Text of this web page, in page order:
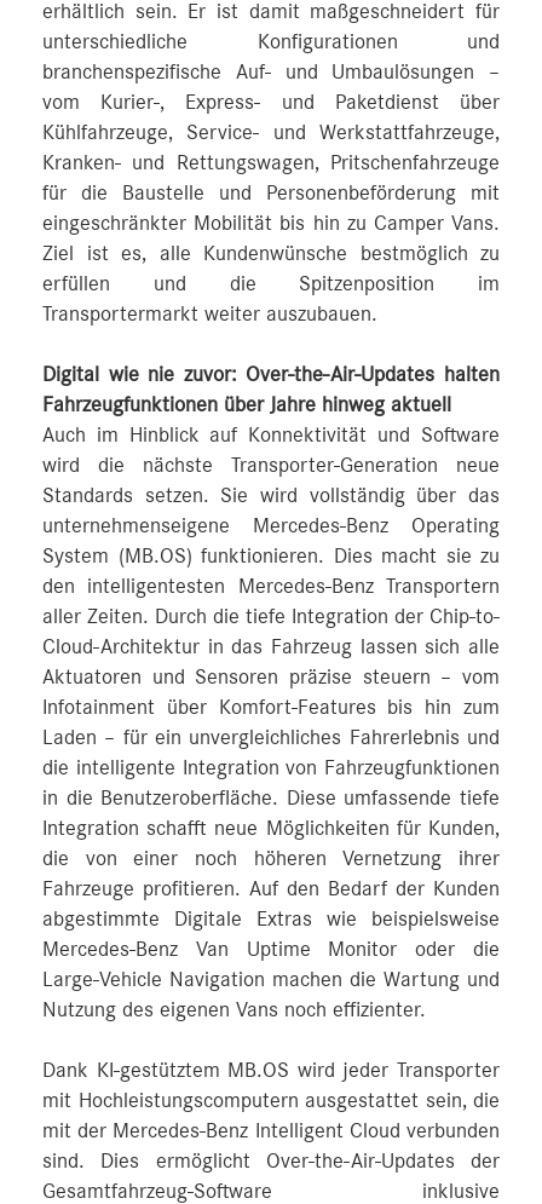
erhältlich sein. Er ist damit maßgeschneidert für
unterschiedliche Konfigurationen und
branchenspezifische Auf- und Umbaulösungen –
vom Kurier-, Express- und Paketdienst über
Kühlfahrzeuge, Service- und Werkstattfahrzeuge,
Kranken- und Rettungswagen, Pritschenfahrzeuge
für die Baustelle und Personenbeförderung mit
eingeschränkter Mobilität bis hin zu Camper Vans.
Ziel ist es, alle Kundenwünsche bestmöglich zu
erfüllen und die Spitzenposition im
Transportermarkt weiter auszubauen.
Digital wie nie zuvor: Over-the-Air-Updates halten
Fahrzeugfunktionen über Jahre hinweg aktuell
Auch im Hinblick auf Konnektivität und Software
wird die nächste Transporter-Generation neue
Standards setzen. Sie wird vollständig über das
unternehmenseigene Mercedes‑Benz Operating
System (MB.OS) funktionieren. Dies macht sie zu
den intelligentesten Mercedes‑Benz Transportern
aller Zeiten. Durch die tiefe Integration der Chip-to-
Cloud-Architektur in das Fahrzeug lassen sich alle
Aktuatoren und Sensoren präzise steuern – vom
Infotainment über Komfort-Features bis hin zum
Laden – für ein unvergleichliches Fahrerlebnis und
die intelligente Integration von Fahrzeugfunktionen
in die Benutzeroberfläche. Diese umfassende tiefe
Integration schafft neue Möglichkeiten für Kunden,
die von einer noch höheren Vernetzung ihrer
Fahrzeuge profitieren. Auf den Bedarf der Kunden
abgestimmte Digitale Extras wie beispielsweise
Mercedes‑Benz Van Uptime Monitor oder die
Large-Vehicle Navigation machen die Wartung und
Nutzung des eigenen Vans noch effizienter.
Dank KI-gestütztem MB.OS wird jeder Transporter
mit Hochleistungscomputern ausgestattet sein, die
mit der Mercedes‑Benz Intelligent Cloud verbunden
sind. Dies ermöglicht Over-the-Air-Updates der
Gesamtfahrzeug-Software inklusive